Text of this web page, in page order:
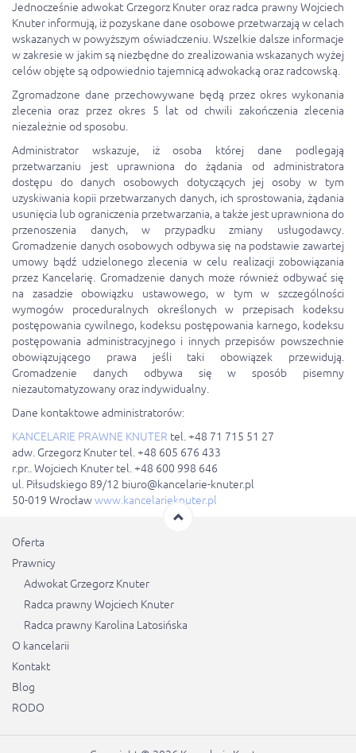
Jednocześnie adwokat Grzegorz Knuter oraz radca prawny Wojciech
Knuter informują, iż pozyskane dane osobowe przetwarzają w celach
wskazanych w powyższym oświadczeniu. Wszelkie dalsze informacje
w zakresie w jakim są niezbędne do zrealizowania wskazanych wyżej
celów objęte są odpowiednio tajemnicą adwokacką oraz radcowską.
Zgromadzone dane przechowywane będą przez okres wykonania
zlecenia oraz przez okres 5 lat od chwili zakończenia zlecenia
niezależnie od sposobu.
Administrator wskazuje, iż osoba której dane podlegają
przetwarzaniu jest uprawniona do żądania od administratora
dostępu do danych osobowych dotyczących jej osoby w tym
uzyskiwania kopii przetwarzanych danych, ich sprostowania, żądania
usunięcia lub ograniczenia przetwarzania, a także jest uprawniona do
przenoszenia danych, w przypadku zmiany usługodawcy.
Gromadzenie danych osobowych odbywa się na podstawie zawartej
umowy bądź udzielonego zlecenia w celu realizacji zobowiązania
przez Kancelarię. Gromadzenie danych może również odbywać się
na zasadzie obowiązku ustawowego, w tym w szczególności
wymogów proceduralnych określonych w przepisach kodeksu
postępowania cywilnego, kodeksu postępowania karnego, kodeksu
postępowania administracyjnego i innych przepisów powszechnie
obowiązującego prawa jeśli taki obowiązek przewidują.
Gromadzenie danych odbywa się w sposób pisemny
niezautomatyzowany oraz indywidualny.
Dane kontaktowe administratorów:
KANCELARIE PRAWNE KNUTER tel. +48 71 715 51 27
adw. Grzegorz Knuter tel. +48 605 676 433
r.pr.. Wojciech Knuter tel. +48 600 998 646
ul. Piłsudskiego 89/12 biuro@kancelarie-knuter.pl
50-019 Wrocławwww.kancelarieknuter.pl
Oferta
Prawnicy
Adwokat Grzegorz Knuter
Radca prawny Wojciech Knuter
Radca prawny Karolina Latosińska
O kancelarii
Kontakt
Blog
RODO